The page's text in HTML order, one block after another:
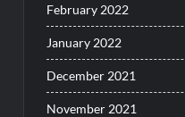
February 2022
January 2022
December 2021
November 2021